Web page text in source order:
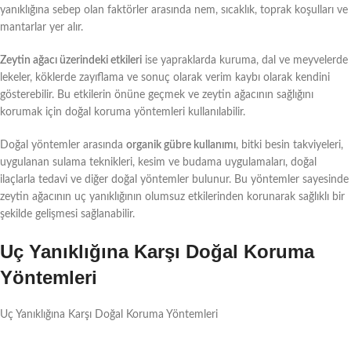
yanıklığına sebep olan faktörler arasında nem, sıcaklık, toprak koşulları ve
mantarlar yer alır.
Zeytin ağacı üzerindeki etkileri ise yapraklarda kuruma, dal ve meyvelerde
lekeler, köklerde zayıflama ve sonuç olarak verim kaybı olarak kendini
gösterebilir. Bu etkilerin önüne geçmek ve zeytin ağacının sağlığını
korumak için doğal koruma yöntemleri kullanılabilir.
Doğal yöntemler arasında organik gübre kullanımı, bitki besin takviyeleri,
uygulanan sulama teknikleri, kesim ve budama uygulamaları, doğal
ilaçlarla tedavi ve diğer doğal yöntemler bulunur. Bu yöntemler sayesinde
zeytin ağacının uç yanıklığının olumsuz etkilerinden korunarak sağlıklı bir
şekilde gelişmesi sağlanabilir.
Uç Yanıklığına Karşı Doğal Koruma
Yöntemleri
Uç Yanıklığına Karşı Doğal Koruma Yöntemleri